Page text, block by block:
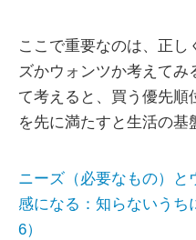
ここで重要なのは、正
ズかウォンツか考えてみ
て考えると、買う優先
を先に満たすと生活の基
ニーズ（必要なもの）と
感になる：知らないうち
6）